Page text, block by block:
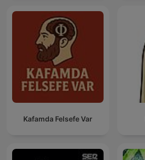
Kafamda Felsefe Var